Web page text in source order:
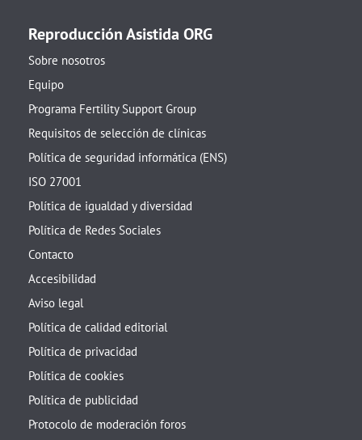
Reproducción Asistida ORG
Sobre nosotros
Equipo
Programa Fertility Support Group
Requisitos de selección de clínicas
Política de seguridad informática (ENS)
ISO 27001
Política de igualdad y diversidad
Política de Redes Sociales
Contacto
Accesibilidad
Aviso legal
Política de calidad editorial
Política de privacidad
Política de cookies
Política de publicidad
Protocolo de moderación foros